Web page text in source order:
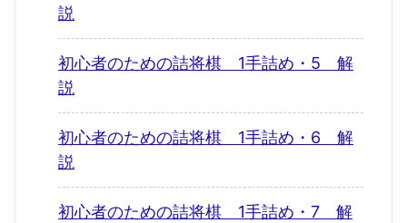
説
初心者のための詰将棋 1手詰め・5 解
説
初心者のための詰将棋 1手詰め・6 解
説
初心者のための詰将棋 1手詰め・7 解